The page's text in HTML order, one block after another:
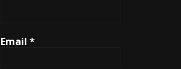
Email*